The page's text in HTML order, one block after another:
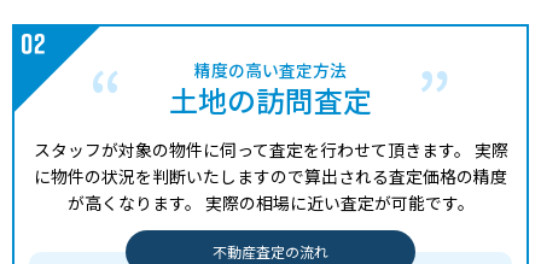
精度の高い査定方法
土地の訪問査定
スタッフが対象の物件に伺って査定を行わせて頂きます。 実際
に物件の状況を判断いたしますので算出される査定価格の精度
が高くなります。 実際の相場に近い査定が可能です。
不動産査定の流れ